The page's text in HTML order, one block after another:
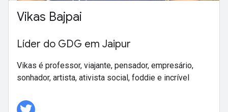
Vikas Bajpai
Líder do GDG em Jaipur
Vikas é professor, viajante, pensador, empresário,
sonhador, artista, ativista social, foddie e incrível